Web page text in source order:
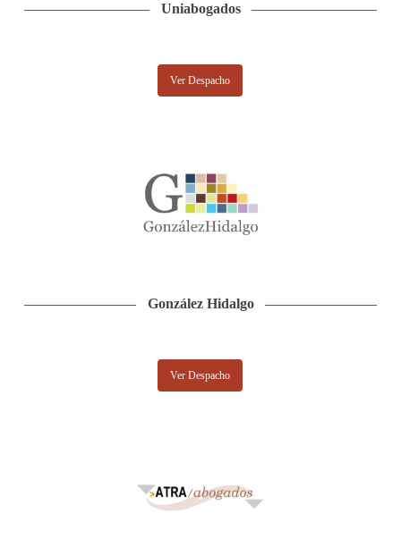
Uniabogados
Ver Despacho
González Hidalgo
Ver Despacho